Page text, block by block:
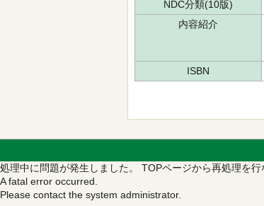
NDC分類(10版)
内容紹介
ISBN
処理中に問題が発生しました。 TOPページから再処理を行
A fatal error occurred.
Please contact the system administrator.